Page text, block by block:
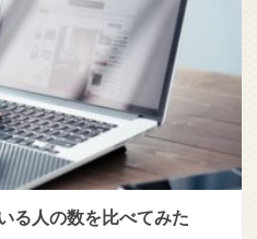
る人の数を比べてみた